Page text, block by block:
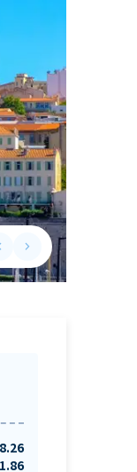
slide
keyboard_arrow_rightNext slide